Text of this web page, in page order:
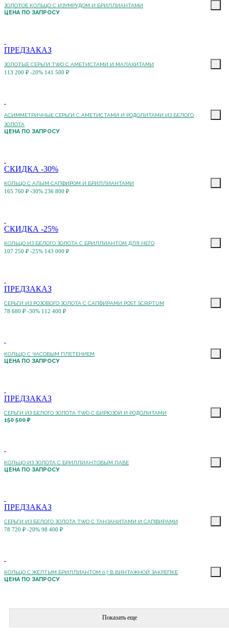
ЗОЛОТОЕ КОЛЬЦО С ИЗУМРУДОМ И БРИЛЛИАНТАМИ
ЦЕНА ПО ЗАПРОСУ
ПРЕДЗАКАЗ
ЗОЛОТЫЕ СЕРЬГИ TWO С АМЕТИСТАМИ И МАЛАХИТАМИ
113 200 ₽ -20% 141 500 ₽
АСИММЕТРИЧНЫЕ СЕРЬГИ С АМЕТИСТАМИ И РОДОЛИТАМИ ИЗ БЕЛОГО
ЗОЛОТА
ЦЕНА ПО ЗАПРОСУ
СКИДКА -30%
КОЛЬЦО С АЛЫМ САПФИРОМ И БРИЛЛИАНТАМИ
165 760 ₽ -30% 236 800 ₽
СКИДКА -25%
КОЛЬЦО ИЗ БЕЛОГО ЗОЛОТА С БРИЛЛИАНТОМ ДЛЯ НЕГО
107 250 ₽ -25% 143 000 ₽
ПРЕДЗАКАЗ
СЕРЬГИ ИЗ РОЗОВОГО ЗОЛОТА С САПФИРАМИ POST SCRIPTUM
78 680 ₽ -30% 112 400 ₽
КОЛЬЦО С ЧАСОВЫМ ПЛЕТЕНИЕМ
ЦЕНА ПО ЗАПРОСУ
ПРЕДЗАКАЗ
СЕРЬГИ ИЗ БЕЛОГО ЗОЛОТА TWO С БИРЮЗОЙ И РОДОЛИТАМИ
150 500 ₽
КОЛЬЦО ИЗ ЗОЛОТА С БРИЛЛИАНТОВЫМ ПАВЕ
ЦЕНА ПО ЗАПРОСУ
ПРЕДЗАКАЗ
СЕРЬГИ ИЗ БЕЛОГО ЗОЛОТА TWO С ТАНЗАНИТАМИ И САПФИРАМИ
78 720 ₽ -20% 98 400 ₽
КОЛЬЦО С ЖЕЛТЫМ БРИЛЛИАНТОМ 0.7 В ВИНТАЖНОЙ ЗАКРЕПКЕ
ЦЕНА ПО ЗАПРОСУ
Показать еще